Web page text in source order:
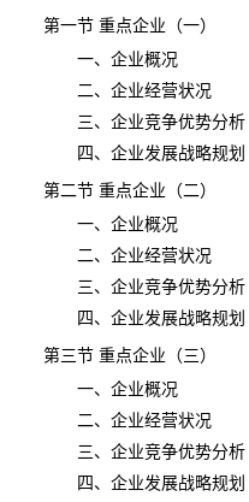
第一节 重点企业（一）
一、企业概况
二、企业经营状况
三、企业竞争优势分析
四、企业发展战略规划
第二节 重点企业（二）
一、企业概况
二、企业经营状况
三、企业竞争优势分析
四、企业发展战略规划
第三节 重点企业（三）
一、企业概况
二、企业经营状况
三、企业竞争优势分析
四、企业发展战略规划